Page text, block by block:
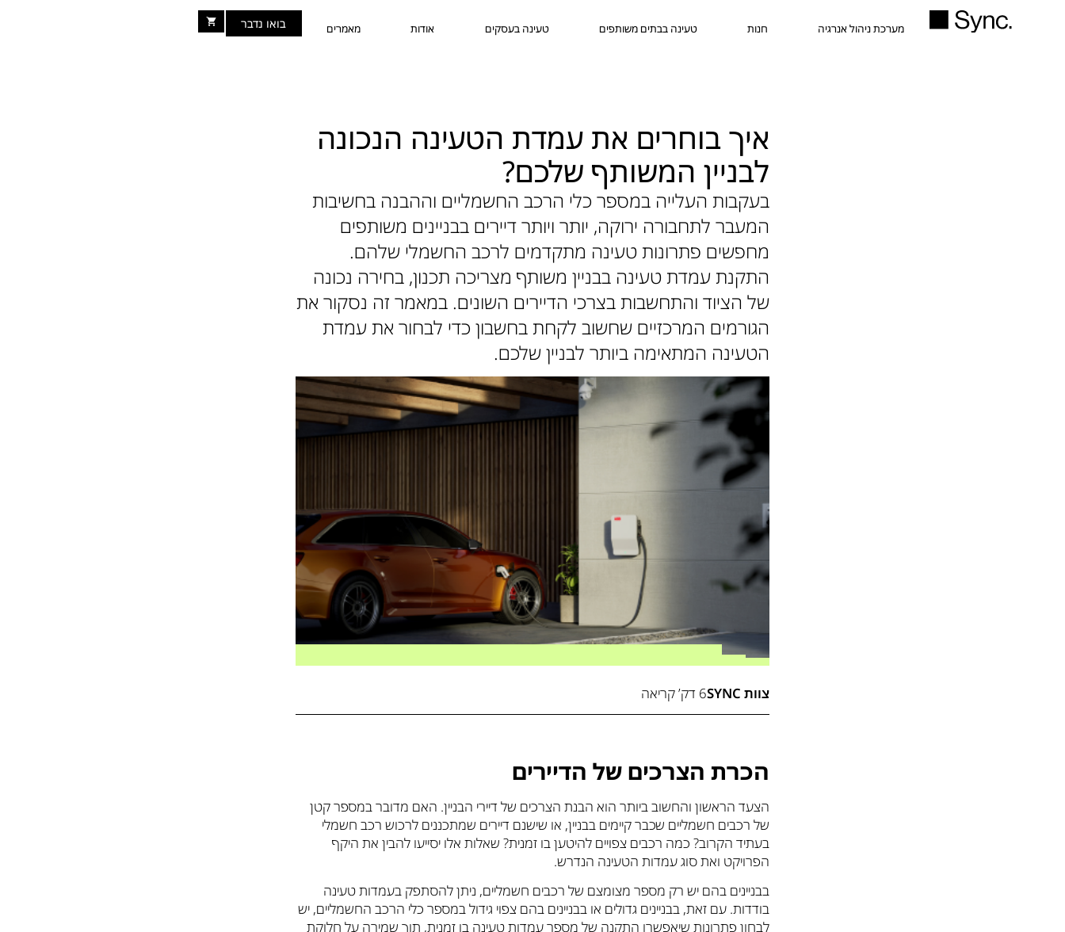
מערכת ניהול אנרגיה חנות טעינה בבתים משותפים טעינה בעסקים אודות מאמרים בואו נדבר
איך בוחרים את עמדת הטעינה הנכונה
לבניין המשותף שלכם?
בעקבות העלייה במספר כלי הרכב החשמליים וההבנה בחשיבות
המעבר לתחבורה ירוקה, יותר ויותר דיירים בבניינים משותפים
מחפשים פתרונות טעינה מתקדמים לרכב החשמלי שלהם.
התקנת עמדת טעינה בבניין משותף מצריכה תכנון, בחירה נכונה
של הציוד והתחשבות בצרכי הדיירים השונים. במאמר זה נסקור את
הגורמים המרכזיים שחשוב לקחת בחשבון כדי לבחור את עמדת
הטעינה המתאימה ביותר לבניין שלכם.
צוות SYNC 6 דק’ קריאה
הכרת הצרכים של הדיירים
הצעד הראשון והחשוב ביותר הוא הבנת הצרכים של דיירי הבניין. האם מדובר במספר קטן
של רכבים חשמליים שכבר קיימים בבניין, או שישנם דיירים שמתכננים לרכוש רכב חשמלי
בעתיד הקרוב? כמה רכבים צפויים להיטען בו זמנית? שאלות אלו יסייעו להבין את היקף
הפרויקט ואת סוג עמדות הטעינה הנדרש.
בבניינים בהם יש רק מספר מצומצם של רכבים חשמליים, ניתן להסתפק בעמדות טעינה
בודדות. עם זאת, בבניינים גדולים או בבניינים בהם צפוי גידול במספר כלי הרכב החשמליים, יש
לבחון פתרונות שיאפשרו התקנה של מספר עמדות טעינה בו זמנית, תוך שמירה על חלוקת